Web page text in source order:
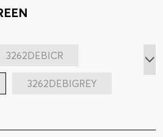
3262DEBICR
3262DEBIGREY